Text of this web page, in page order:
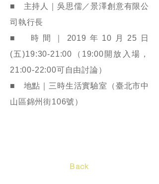
■ 主持人｜吳思儒／景澤創意有限公
司執行長
■ 時間｜2019年10月25日
(五)19:30-21:00（19:00開放入場，
21:00-22:00可自由討論）
■ 地點｜三時生活實驗室（臺北市中
山區錦州街106號）
Back